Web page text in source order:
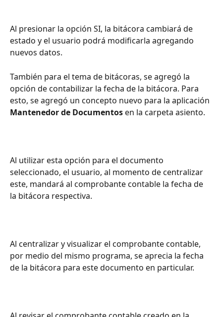
Al presionar la opción SI, la bitácora cambiará de
estado y el usuario podrá modificarla agregando
nuevos datos.
También para el tema de bitácoras, se agregó la
opción de contabilizar la fecha de la bitácora. Para
esto, se agregó un concepto nuevo para la aplicación
Mantenedor de Documentos en la carpeta asiento.
Al utilizar esta opción para el documento
seleccionado, el usuario, al momento de centralizar
este, mandará al comprobante contable la fecha de
la bitácora respectiva.
Al centralizar y visualizar el comprobante contable,
por medio del mismo programa, se aprecia la fecha
de la bitácora para este documento en particular.